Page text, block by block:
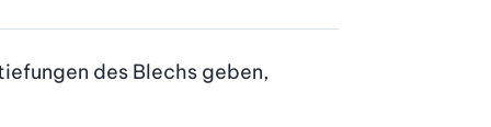
des Blechs geben,